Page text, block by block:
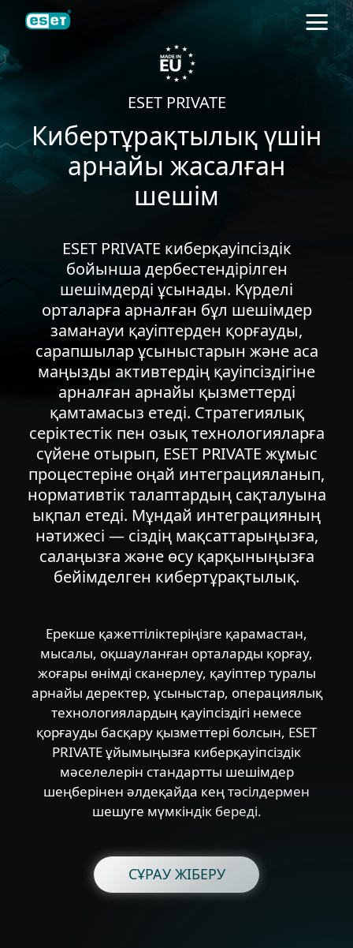
ESET PRIVATE
Кибертұрақтылық үшін
арнайы жасалған
шешім
ESET PRIVATE киберқауіпсіздік
бойынша дербестендірілген
шешімдерді ұсынады. Күрделі
орталарға арналған бұл шешімдер
заманауи қауіптерден қорғауды,
сарапшылар ұсыныстарын және аса
маңызды активтердің қауіпсіздігіне
арналған арнайы қызметтерді
қамтамасыз етеді. Стратегиялық
серіктестік пен озық технологияларға
сүйене отырып, ESET PRIVATE жұмыс
процестеріне оңай интеграцияланып,
нормативтік талаптардың сақталуына
ықпал етеді. Мұндай интеграцияның
нәтижесі — сіздің мақсаттарыңызға,
салаңызға және өсу қарқыныңызға
бейімделген кибертұрақтылық.
Ерекше қажеттіліктеріңізге қарамастан,
мысалы, оқшауланған орталарды қорғау,
жоғары өнімді сканерлеу, қауіптер туралы
арнайы деректер, ұсыныстар, операциялық
технологиялардың қауіпсіздігі немесе
қорғауды басқару қызметтері болсын, ESET
PRIVATE ұйымыңызға киберқауіпсіздік
мәселелерін стандартты шешімдер
шеңберінен әлдеқайда кең тәсілдермен
шешуге мүмкіндік береді.
СҰРАУ ЖІБЕРУ
ESET